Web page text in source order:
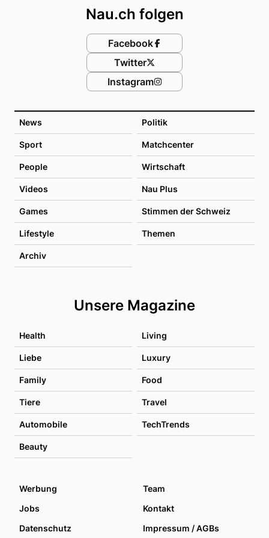
News Politik
Sport Matchcenter
People Wirtschaft
Videos Nau Plus
Games Stimmen der Schweiz
Lifestyle Themen
Archiv
Unsere Magazine
Health Living
Liebe Luxury
Family Food
Tiere Travel
Automobile TechTrends
Beauty
Nau.ch folgen
Facebook
Twitter
Instagram
Werbung
Team
Jobs
Kontakt
Datenschutz
Impressum / AGBs